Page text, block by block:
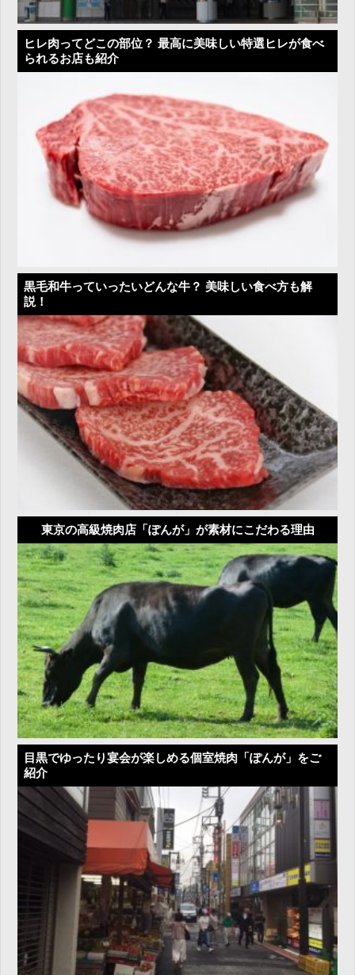
ヒレ肉ってどこの部位？ 最高に美味しい特選ヒレが食べ
られるお店も紹介
黒毛和牛っていったいどんな牛？ 美味しい食べ方も解
説！
東京の高級焼肉店「ぽんが」が素材にこだわる理由
目黒でゆったり宴会が楽しめる個室焼肉「ぽんが」をご
紹介